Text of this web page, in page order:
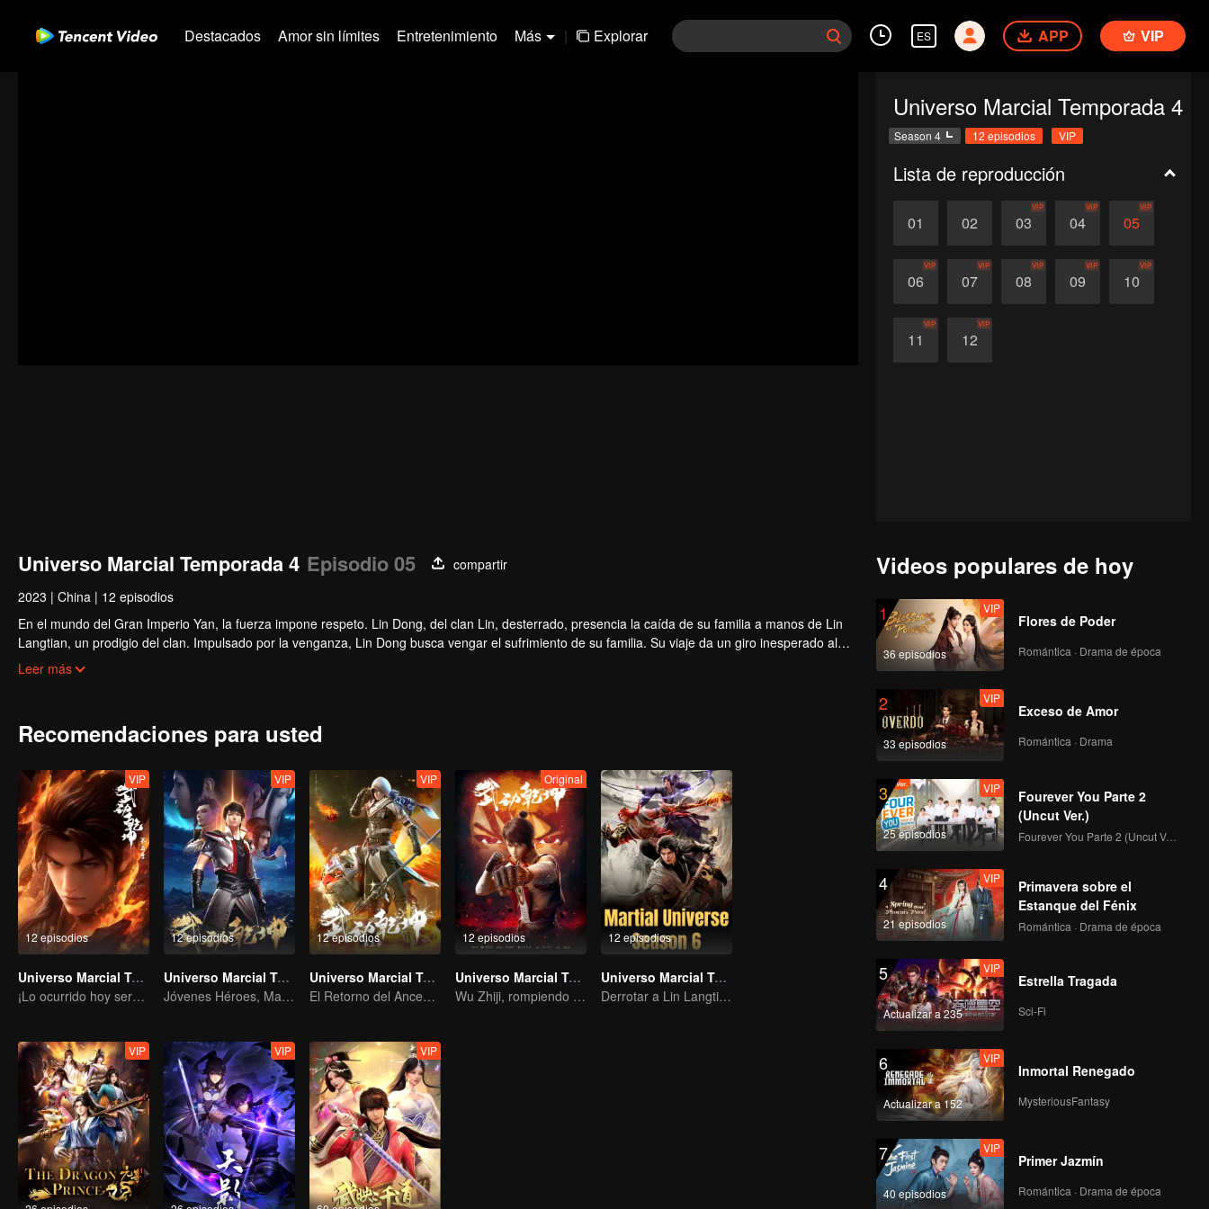
Destacados Amor sin límites Entretenimiento Más | Explorar ES APP VIP
Universo Marcial Temporada 4
Season 4 12 episodios VIP
Lista de reproducción
01 02 03
VIP
04
VIP
05
VIP
06
VIP
07
VIP
08
VIP
09
VIP
10
VIP
11
VIP
12
VIP
Universo Marcial Temporada 4 Episodio 05
compartir
2023 | China | 12 episodios
En el mundo del Gran Imperio Yan, la fuerza impone respeto. Lin Dong, del clan Lin, desterrado, presencia la caída de su familia a manos de Lin
Langtian, un prodigio del clan. Impulsado por la venganza, Lin Dong busca vengar el sufrimiento de su familia. Su viaje da un giro inesperado al
descubrir un misterioso talismán, desentrañando un destino inimaginable.
Leer más
Recomendaciones para usted
12 episodios
VIP
Universo Marcial Temporada 5
¡Lo ocurrido hoy será devuelto cien veces más!
12 episodios
VIP
Universo Marcial Temporada 2
Jóvenes Héroes, Maestros Marciales Forjan el Destino
12 episodios
VIP
Universo Marcial Temporada 3
El Retorno del Ancestro Marcial
12 episodios
Original
Universo Marcial Temporada 1
Wu Zhiji, rompiendo el cielo, moviendo el firmamento y la tierra.
12 episodios
Universo Marcial Temporada 6
Derrotar a Lin Langtian, alzándose como campeón.
VIP VIP VIP
Videos populares de hoy
1
36 episodios
VIP
Flores de Poder
Romántica · Drama de época
2
33 episodios
VIP
Exceso de Amor
Romántica · Drama
3
25 episodios
VIP
Fourever You Parte 2
(Uncut Ver.)
Fourever You Parte 2 (Uncut Ver.)
4
21 episodios
VIP
Primavera sobre el
Estanque del Fénix
Romántica · Drama de época
5
Actualizar a 235
VIP
Estrella Tragada
Sci-Fi
6
Actualizar a 152
VIP
Inmortal Renegado
MysteriousFantasy
7
40 episodios
VIP
Primer Jazmín
Romántica · Drama de época